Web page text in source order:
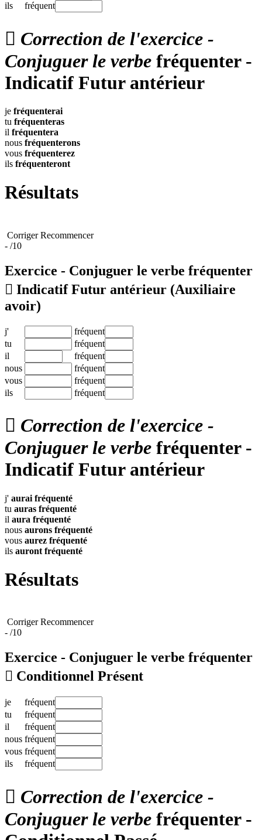
ils
fréquent
 Correction de l'exercice -
Conjuguer le verbe fréquenter -
Indicatif Futur antérieur
je fréquenterai
tu fréquenteras
il fréquentera
nous fréquenterons
vous fréquenterez
ils fréquenteront
Résultats
CorrigerRecommencer
- /10
Exercice - Conjuguer le verbe fréquenter
 Indicatif Futur antérieur (Auxiliaire
avoir)
j'
fréquent
tu
fréquent
il
fréquent
nous
fréquent
vous
fréquent
ils
fréquent
 Correction de l'exercice -
Conjuguer le verbe fréquenter -
Indicatif Futur antérieur
j' aurai fréquenté
tu auras fréquenté
il aura fréquenté
nous aurons fréquenté
vous aurez fréquenté
ils auront fréquenté
Résultats
CorrigerRecommencer
- /10
Exercice - Conjuguer le verbe fréquenter
 Conditionnel Présent
je
fréquent
tu
fréquent
il
fréquent
nous fréquent
vous fréquent
ils
fréquent
 Correction de l'exercice -
Conjuguer le verbe fréquenter -